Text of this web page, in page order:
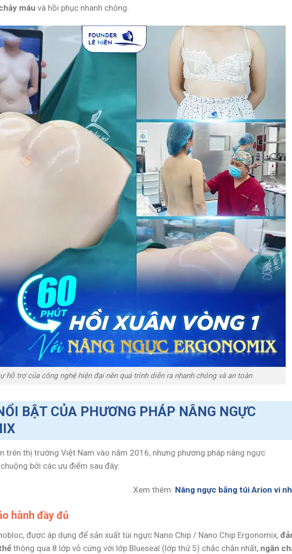
máu và hồi phục nhanh chóng.
hỗ trợ của công nghệ hiện đại nên quá trình diễn ra nhanh chóng và an toàn
BẬT CỦA PHƯƠNG PHÁP NÂNG NGỰC
trên thị trường Việt Nam vào năm 2016, nhưng phương pháp nâng ngực
bởi các ưu điểm sau đây:
Xem thêm: Nâng ngực bằng túi Arion vi
hành đầy đủ
được áp dụng để sản xuất túi ngực Nano Chip / Nano Chip Ergonomix,
thông qua 8 lớp vỏ cứng với lớp Blueseal (lớp thứ 5) chắc chắn nhất, ngăn